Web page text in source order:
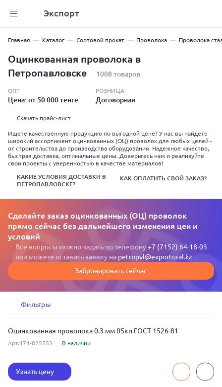
Экспорт
Главная Каталог Сортовой прокат Проволока Проволока
Оцинкованная проволока в
Петропавловске
1008 товаров
ОПТ
Цена: от 50 000 тенге
РОЗНИЦА
Договорная
Скачать прайс-лист
Ищете качественную продукцию по выгодной цене? У нас вы найдете
широкий ассортимент оцинкованных (ОЦ) проволок для любых целей -
от строительства до производства оборудования. Надежное качество,
быстрая доставка, оптимальные цены. Доверьтесь нам и реализуйте
свои проекты с уверенностью в качестве материалов!
КАКИЕ УСЛОВИЯ ДОСТАВКИ В
ПЕТРОПАВЛОВСКЕ?
КАК ОПЛАТИТЬ СВОЙ ЗАКАЗ?
Сделайте заказ оцинкованных (ОЦ) проволок
прямо сейчас без дальнейшего изменения цен и
условий
Все вопросы можно задать по телефону+7 (7152) 64-18-03
или можете оставить заявку на petropvl@exportural.kz
Забронировать сейчас
Фильтры
Оцинкованная проволока 0.3 мм 05кп ГОСТ 1526-81
Арт.474-825553 В наличии
Узнать цену